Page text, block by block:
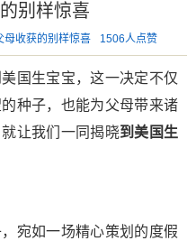
别样惊喜
母收获的别样惊喜 1506人点赞
生宝宝，这一决定不仅
种子，也能为父母带来诸
让我们一同揭晓到美国生
如一场精心策划的度假